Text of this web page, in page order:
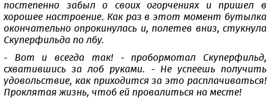
постепенно забыл о своих огорчениях и пришел в
хорошее настроение. Как раз в этот момент бутылка
окончательно опрокинулась и, полетев вниз, стукнула
Скуперфильда по лбу.
- Вот и всегда так! - пробормотал Скуперфильд,
схватившись за лоб руками. - Не успеешь получить
удовольствие, как приходится за это расплачиваться!
Проклятая жизнь, чтоб ей провалиться на месте!